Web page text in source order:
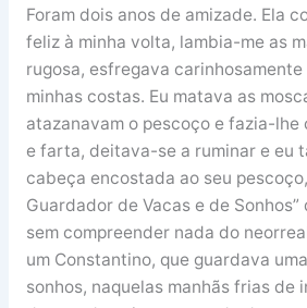
Foram dois anos de amizade. Ela
feliz à minha volta, lambia-me as
rugosa, esfregava
minhas costas. Eu matava as
atazanavam o pescoço e fazia-
e farta, deitava-se a ruminar e eu
cabeça encostada ao seu
Guardador de Vacas e de Sonhos”
sem compreender nada do
um Constantino, que guardava
sonhos, naquelas manhãs frias de